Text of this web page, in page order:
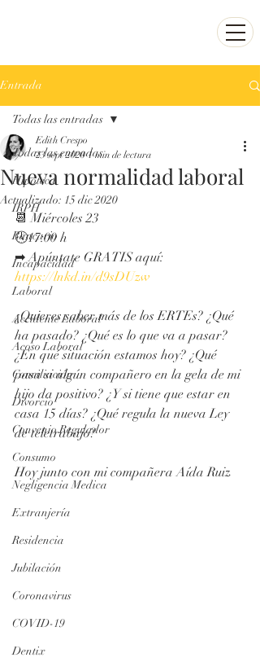
Entrada
Todas las entradas
Hipoteca
IRPH
Bancario
Incapacidad
Laboral
Accidente Laboral
Acoso Laboral
Conciliación
Divorcio
Convenio Regulador
Consumo
Negligencia Medica
Extranjería
Residencia
Jubilación
Coronavirus
COVID-19
Dentix
Todas las entradas
Nueva normalidad laboral
Edith Crespo
23 sept 2020 1 min de lectura
Actualizado: 15 dic 2020
📆 Miércoles 23
🕔17:00 h
➡ Apúntate GRATIS aquí:
https://lnkd.in/d9sDUzw
¿Quieres saber más de los ERTEs? ¿Qué
ha pasado? ¿Qué es lo que va a pasar?
¿En qué situación estamos hoy? ¿Qué
pasa si algún compañero en la gela de mi
hijo da positivo? ¿Y si tiene que estar en
casa 15 días? ¿Qué regula la nueva Ley
de teletrabajo?
Hoy junto con mi compañera Aída Ruiz